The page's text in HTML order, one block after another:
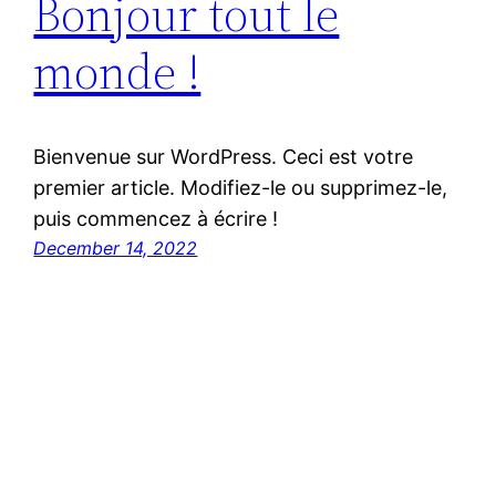
Bonjour tout le
monde !
Bienvenue sur WordPress. Ceci est votre
premier article. Modifiez-le ou supprimez-le,
puis commencez à écrire !
December 14, 2022